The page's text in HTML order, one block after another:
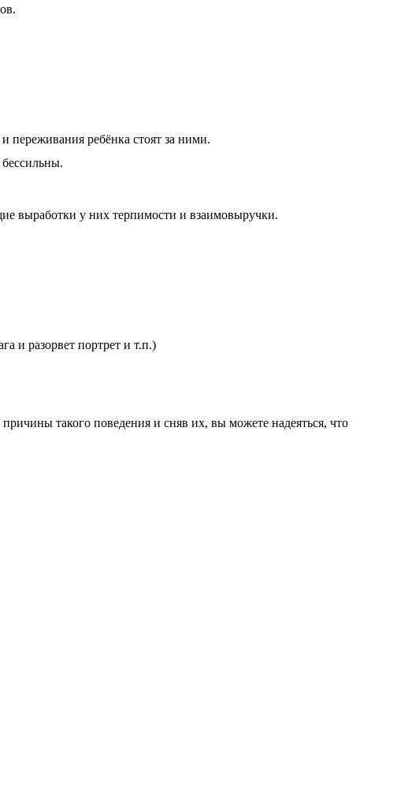
переживания ребёнка стоят за ними.
выработки у них терпимости и взаимовыручки.
и разорвет портрет и т.п.)
такого поведения и сняв их, вы можете надеяться, что